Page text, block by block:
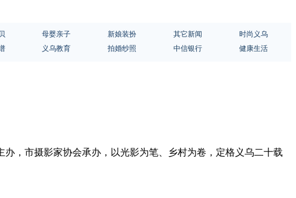
母婴亲子 新娘装扮 其它新闻
时尚义乌
义乌教育 拍婚纱照 中信银行 健康生活
，市摄影家协会承办，以光影为笔、乡村为卷，定格义乌二十载